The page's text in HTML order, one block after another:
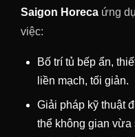
Saigon Horeca ứng
việc:
Bố trí tủ bếp ẩn,
liền mạch, tối giản.
Giải pháp kỹ thuật
thể không gian vừa